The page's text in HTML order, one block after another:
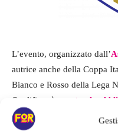
L’evento, organizzato dall’
autrice anche della Coppa
Bianco e Rosso della Lega
Qualifier, è
aperto al